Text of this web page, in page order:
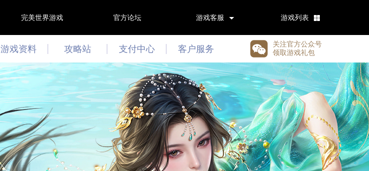
游戏列表
游戏客服
官方论坛
完美世界游戏
游戏资料 攻略站
游戏资讯
攻略心得
最新活动
文曲答题
技能模拟器
支付中心 客户服务
关注官方公众号
领取游戏礼包